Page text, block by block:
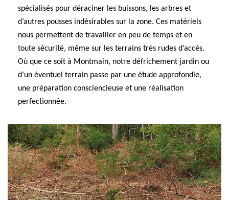
spécialisés pour déraciner les buissons, les arbres et
d’autres pousses indésirables sur la zone. Ces matériels
nous permettent de travailler en peu de temps et en
toute sécurité, même sur les terrains très rudes d’accès.
Où que ce soit à Montmain, notre défrichement jardin ou
d’un éventuel terrain passe par une étude approfondie,
une préparation consciencieuse et une réalisation
perfectionnée.